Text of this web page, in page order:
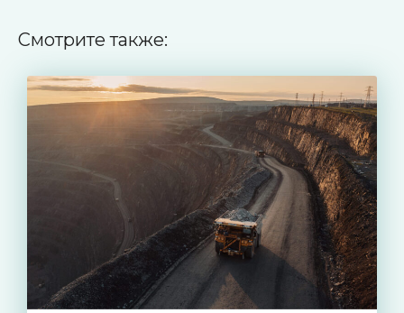
Смотрите также: